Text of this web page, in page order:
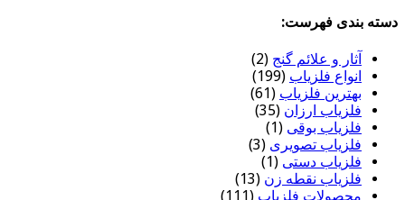
دسته بندی فهرست:
آثار و علائم گنج (2)
انواع فلزیاب (199)
بهترین فلزیاب (61)
فلزیاب ارزان (35)
فلزیاب بوقی (1)
فلزیاب تصویری (3)
فلزیاب دستی (1)
فلزیاب نقطه زن (13)
محصولات فلزیاب (111)